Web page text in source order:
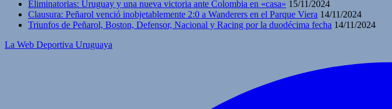
Eliminatorias: Uruguay y una nueva victoria ante Colombia en «casa» 15/11/2024
Clausura: Peñarol venció inobjetablemente 2:0 a Wanderers en el Parque Viera 14/11/2024
Triunfos de Peñarol, Boston, Defensor, Nacional y Racing por la duodécima fecha 14/11/2024
La Web Deportiva Uruguaya